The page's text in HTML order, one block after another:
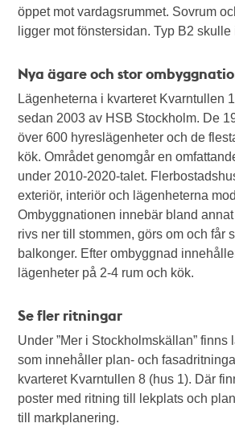
öppet mot vardagsrummet. Sovrum
ligger mot fönstersidan. Typ B2
Nya ägare och stor
Lägenheterna i kvarteret Kvarntullen
sedan 2003 av HSB Stockholm. De
över 600 hyreslägenheter och de
kök. Området genomgår en
under 2010-2020-talet.
exteriör, interiör och lägenheterna
Ombyggnationen innebär bland
rivs ner till stommen, görs om och får
balkonger. Efter ombyggnad
lägenheter på 2-4 rum och kök.
Se fler ritningar
Under ”Mer i Stockholmskällan” finns
som innehåller plan- och
kvarteret Kvarntullen 8 (hus 1). Där
poster med ritning till lekplats och
till markplanering.